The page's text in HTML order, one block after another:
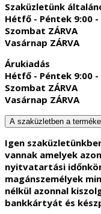
Szaküzletünk
Hétfő - Péntek 9:00 -
Szombat ZÁRVA
Vasárnap ZÁRVA
Árukiadás
Hétfő - Péntek 9:00 -
Szombat ZÁRVA
Vasárnap ZÁRVA
A szaküzletben a
Igen
vannak amelyek
nyitvatartási
magánszemélyek
nélkül azonnal
bankkártyát és